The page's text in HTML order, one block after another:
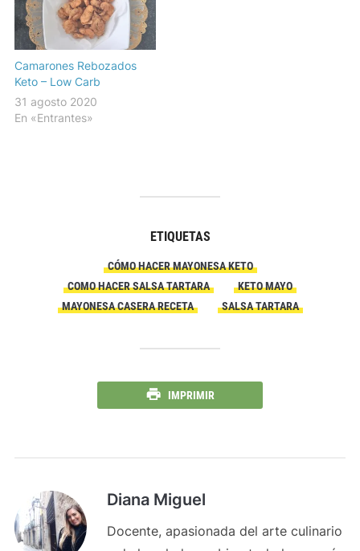
Camarones Rebozados
Keto – Low Carb
31 agosto 2020
En «Entrantes»
ETIQUETAS
CÓMO HACER MAYONESA KETO
COMO HACER SALSA TARTARA
KETO MAYO
MAYONESA CASERA RECETA
SALSA TARTARA
IMPRIMIR
Diana Miguel
Docente, apasionada del arte culinario